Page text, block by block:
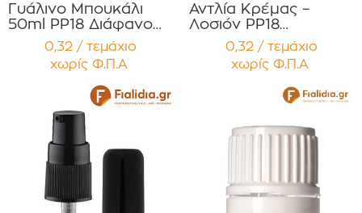
Γυάλινο Μπουκάλι
50ml PP18 Διάφανο
για Αιθέρια Έλαια,
Βάμματα Συσκευασία
12 τεμαχίων
0,32 / τεμάχιο
χωρίς Φ.Π.Α
Αντλία Κρέμας –
Λοσιόν PP18
Ασφαλείας Μαύρη με
μαύρο προστατευτικό
Συσκευασία 12
0,32 / τεμάχιο
χωρίς Φ.Π.Α